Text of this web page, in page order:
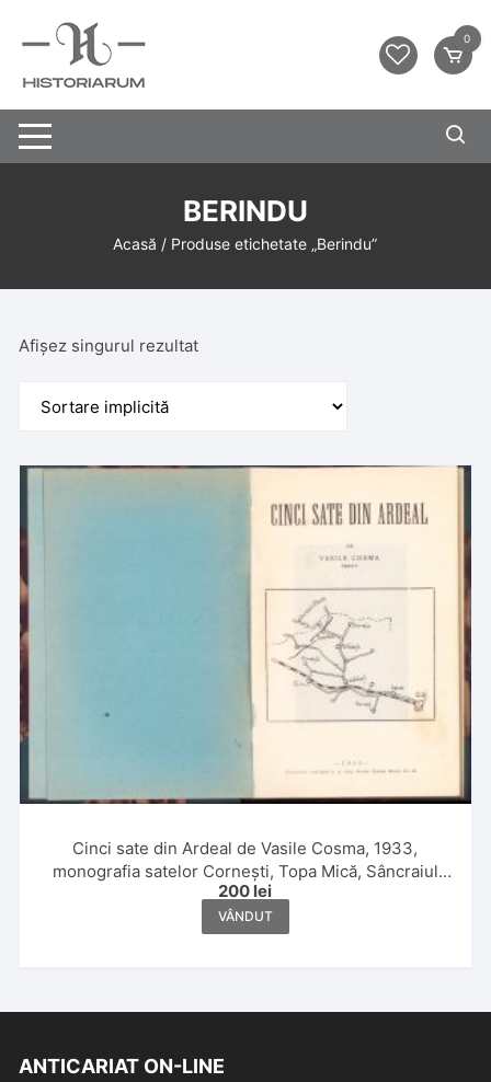
0
BERINDU
Acasă / Produse etichetate „Berindu”
Afișez singurul rezultat
Cinci sate din Ardeal de Vasile Cosma, 1933,
monografia satelor Cornești, Topa Mică, Sâncraiul
Almașului, Berindu și Mihăești
200 lei
VÂNDUT
ANTICARIAT ON-LINE